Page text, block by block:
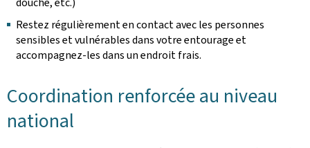
Restez régulièrement en contact avec les personnes
sensibles et vulnérables dans votre entourage et
accompagnez-les dans un endroit frais.
Coordination renforcée au niveau
national